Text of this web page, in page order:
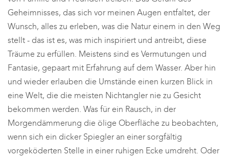
Geheimnisses, das sich vor meinen Augen entfaltet, der
Wunsch, alles zu erleben, was die Natur einem in den Weg
stellt - das ist es, was mich inspiriert und antreibt, diese
Träume zu erfüllen. Meistens sind es Vermutungen und
Fantasie, gepaart mit Erfahrung auf dem Wasser. Aber hin
und wieder erlauben die Umstände einen kurzen Blick in
eine Welt, die die meisten Nichtangler nie zu Gesicht
bekommen werden. Was für ein Rausch, in der
Morgendämmerung die ölige Oberfläche zu beobachten,
wenn sich ein dicker Spiegler an einer sorgfältig
vorgeköderten Stelle in einer ruhigen Ecke umdreht. Oder